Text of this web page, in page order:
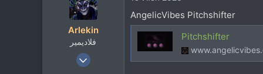
и
Arlekin
فلاديمير
23 Июн 2008
AngelicVibes Pitchshifter
Pitchshifter